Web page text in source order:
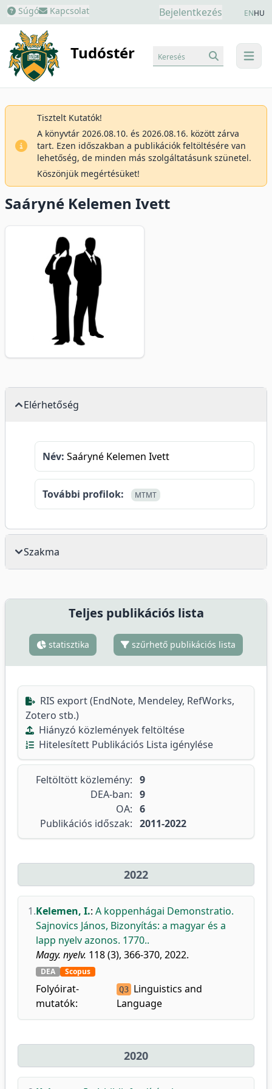
Súgó Kapcsolat Bejelentkezés ENHU
Tudóstér menu
Keresés
Tisztelt Kutatók!
A könyvtár 2026.08.10. és 2026.08.16. között zárva
tart. Ezen időszakban a publikációk feltöltésére van
lehetőség, de minden más szolgáltatásunk szünetel.
Köszönjük megértésüket!
Saáryné Kelemen Ivett
Elérhetőség
Név: Saáryné Kelemen Ivett
További profilok: MTMT
Szakma
Teljes publikációs lista
statisztika szűrhető publikációs lista
RIS export (EndNote, Mendeley, RefWorks,
Zotero stb.)
Hiányzó közlemények feltöltése
Hitelesített Publikációs Lista igénylése
Feltöltött közlemény: 9
DEA-ban: 9
OA: 6
Publikációs időszak: 2011-2022
2022
1.Kelemen, I.: A koppenhágai Demonstratio.
Sajnovics János, Bizonyítás: a magyar és a
lapp nyelv azonos. 1770..
Magy. nyelv. 118 (3), 366-370, 2022.
DEA Scopus
Folyóirat-
mutatók:
Q3 Linguistics and
Language
2020